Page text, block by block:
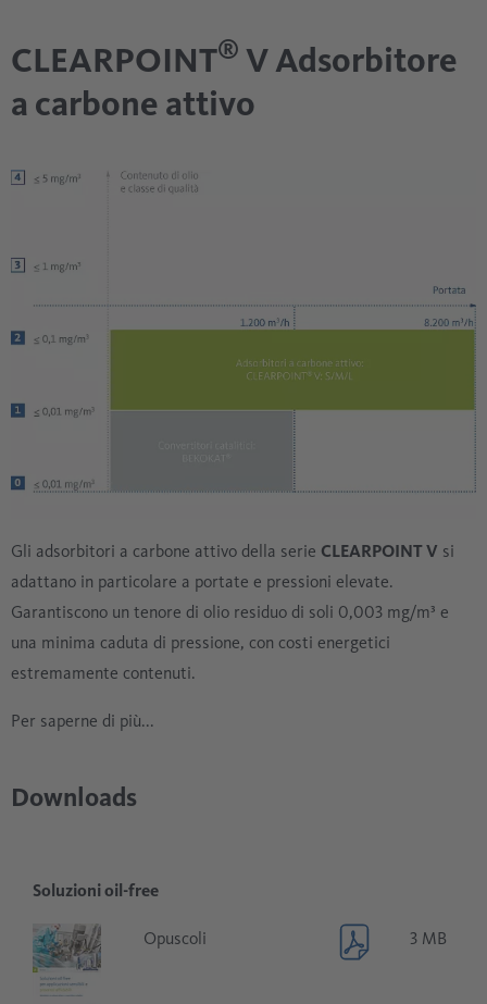
CLEARPOINT® V Adsorbitore
a carbone attivo
Gli adsorbitori a carbone attivo della serie CLEARPOINT V si
adattano in particolare a portate e pressioni elevate.
Garantiscono un tenore di olio residuo di soli 0,003 mg/m³ e
una minima caduta di pressione, con costi energetici
estremamente contenuti.
Per saperne di più...
Downloads
Soluzioni oil-free
Opuscoli 3 MB